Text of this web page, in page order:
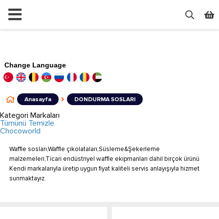
Change Language
Anasayfa DONDURMA SOSLARI
Kategori Markaları
Tümünü Temizle
Chocoworld
Waffle sosları,Waffle çikolataları,Süsleme&Şekerleme
malzemeleri,Ticari endüstriyel waffle ekipmanları dahil birçok ürünü
Kendi markalarıyla üretip uygun fiyat kaliteli servis anlayışıyla hizmet
sunmaktayız.